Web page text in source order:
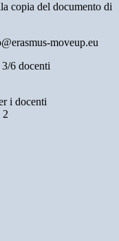
copia del documento di
moveup.eu
6 docenti
i docenti
2